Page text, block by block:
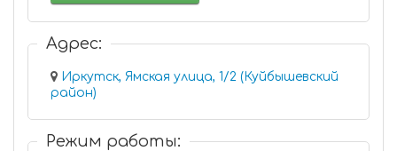
Адрес:
Иркутск, Ямская улица, 1/2 (Куйбышевский
район)
Режим работы: